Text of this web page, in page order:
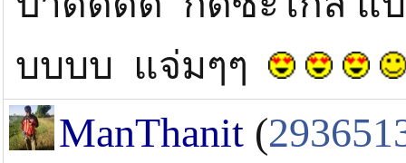
บบบบ แจ่มๆๆ
ManThanit (